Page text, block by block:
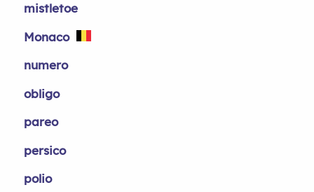
mistletoe
Monaco
numero
obligo
pareo
persico
polio